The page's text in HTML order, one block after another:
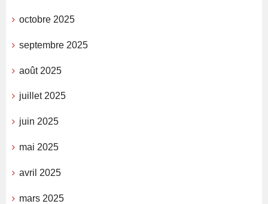
octobre 2025
septembre 2025
août 2025
juillet 2025
juin 2025
mai 2025
avril 2025
mars 2025